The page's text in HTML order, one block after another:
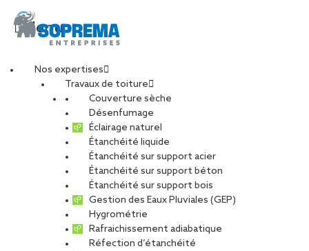
Menu
Nos expertises
Travaux de toiture
Couverture sèche
Désenfumage
Éclairage naturel
Étanchéité liquide
Étanchéité sur support acier
Étanchéité sur support béton
Étanchéité sur support bois
Gestion des Eaux Pluviales (GEP)
Hygrométrie
Rafraichissement adiabatique
Réfection d’étanchéité
Normandie
TOUS CARRIÈRE
DÉVELOPPEMENT DURABLE
ENTRETIEN ET MAINTENANCE
RÉNOVATION RÉSEAU